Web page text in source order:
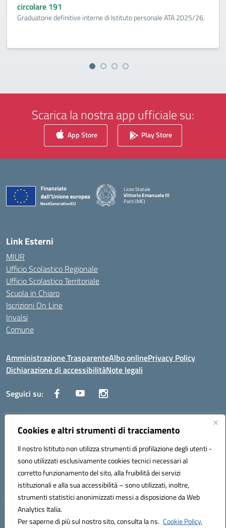
Cookies e altri strumenti di tracciamento
Il nostro Istituto non utilizza strumenti di profilazione degli utenti -
sono utilizzati esclusivamente cookies tecnici necessari al
corretto funzionamento del sito, alla fruibilità dei servizi
istituzionali e alla sua accessibilità – sono utilizzati, inoltre,
strumenti statistici anonimizzati messi a disposizione da Web
Analytics Italia.
Per saperne di più sul nostro sito, consulta la ns. Cookie Policy.
circolare 191
Graduatorie definitive interne di Istituto personale ATA 2025/26.
Scarica la nostra app ufficiale su:
App Store Play Store
Liceo Statale
Vittorio Emanuele III
Patti (ME)
Link Esterni
MIUR
Ufficio Scolastico Regionale
Ufficio Scolastico Territoriale
Scuola in Chiaro
Iscrizioni On Line
Invalsi
Comune
Amministrazione TrasparenteAlbo onlinePrivacy Policy
Dichiarazione di accessibilitàNote legali
Seguici su:
Indirizzo:Via Trieste, 43 – 98066 Patti (ME)
Posta elettronica certificata (PEC):mepc060006@pec.istruzione.it
Codice fiscale: 86000610831
Codice meccanografico: MEPC060006
Hosting & Powered by 3D Solution S.r.l.